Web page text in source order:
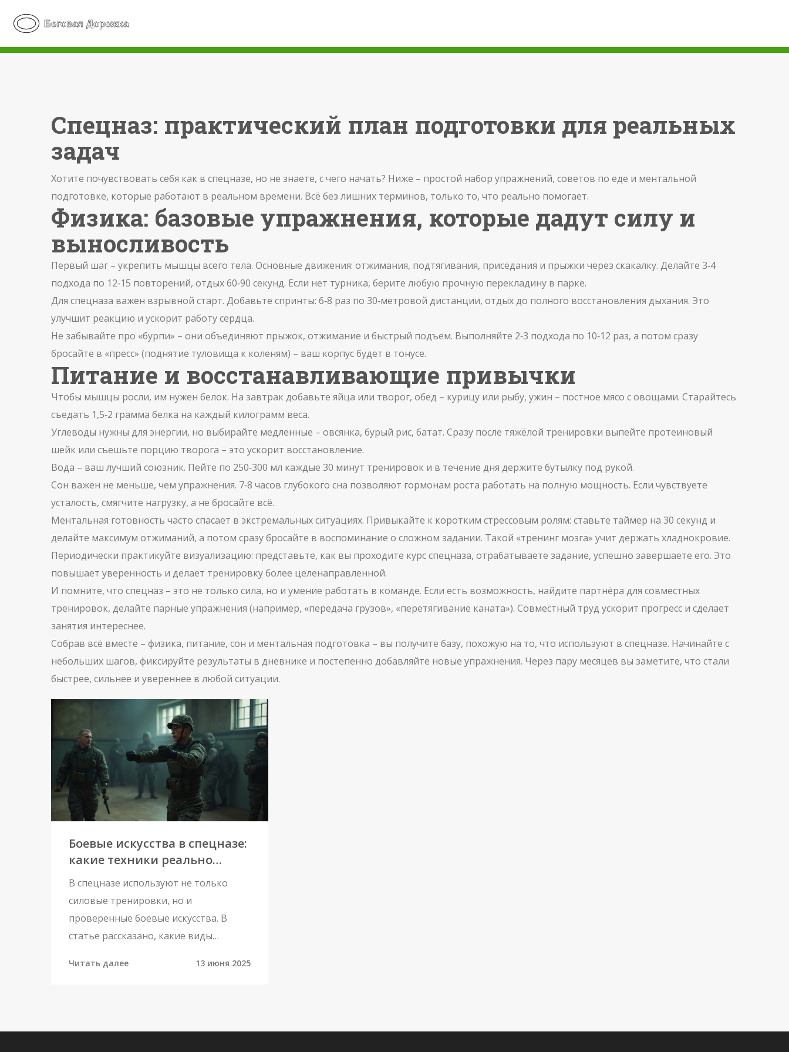
Спецназ: практический план подготовки для реальных
задач
Хотите почувствовать себя как в спецназе, но не знаете, с чего начать? Ниже – простой набор упражнений, советов по еде и ментальной
подготовке, которые работают в реальном времени. Всё без лишних терминов, только то, что реально помогает.
Физика: базовые упражнения, которые дадут силу и
выносливость
Первый шаг – укрепить мышцы всего тела. Основные движения: отжимания, подтягивания, приседания и прыжки через скакалку. Делайте 3‑4
подхода по 12‑15 повторений, отдых 60‑90 секунд. Если нет турника, берите любую прочную перекладину в парке.
Для спецназа важен взрывной старт. Добавьте спринты: 6‑8 раз по 30‑метровой дистанции, отдых до полного восстановления дыхания. Это
улучшит реакцию и ускорит работу сердца.
Не забывайте про «бурпи» – они объединяют прыжок, отжимание и быстрый подъем. Выполняйте 2‑3 подхода по 10‑12 раз, а потом сразу
бросайте в «пресс» (поднятие туловища к коленям) – ваш корпус будет в тонусе.
Питание и восстанавливающие привычки
Чтобы мышцы росли, им нужен белок. На завтрак добавьте яйца или творог, обед – курицу или рыбу, ужин – постное мясо с овощами. Старайтесь
съедать 1,5‑2 грамма белка на каждый килограмм веса.
Углеводы нужны для энергии, но выбирайте медленные – овсянка, бурый рис, батат. Сразу после тяжёлой тренировки выпейте протеиновый
шейк или съешьте порцию творога – это ускорит восстановление.
Вода – ваш лучший союзник. Пейте по 250‑300 мл каждые 30 минут тренировок и в течение дня держите бутылку под рукой.
Сон важен не меньше, чем упражнения. 7‑8 часов глубокого сна позволяют гормонам роста работать на полную мощность. Если чувствуете
усталость, смягчите нагрузку, а не бросайте всё.
Ментальная готовность часто спасает в экстремальных ситуациях. Привыкайте к коротким стрессовым ролям: ставьте таймер на 30 секунд и
делайте максимум отжиманий, а потом сразу бросайте в воспоминание о сложном задании. Такой «тренинг мозга» учит держать хладнокровие.
Периодически практикуйте визуализацию: представьте, как вы проходите курс спецназа, отрабатываете задание, успешно завершаете его. Это
повышает уверенность и делает тренировку более целенаправленной.
И помните, что спецназ – это не только сила, но и умение работать в команде. Если есть возможность, найдите партнёра для совместных
тренировок, делайте парные упражнения (например, «передача грузов», «перетягивание каната»). Совместный труд ускорит прогресс и сделает
занятия интереснее.
Собрав всё вместе – физика, питание, сон и ментальная подготовка – вы получите базу, похожую на то, что используют в спецназе. Начинайте с
небольших шагов, фиксируйте результаты в дневнике и постепенно добавляйте новые упражнения. Через пару месяцев вы заметите, что стали
быстрее, сильнее и увереннее в любой ситуации.
Боевые искусства в спецназе:
какие техники реально
работают
В спецназе используют не только
силовые тренировки, но и
проверенные боевые искусства. В
статье рассказано, какие виды
оперативники, чем отличаются
Читать далее 13 июня 2025